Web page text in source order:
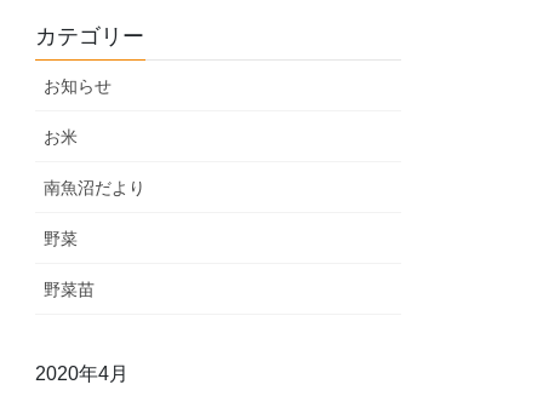
カテゴリー
お知らせ
お米
南魚沼だより
野菜
野菜苗
2020年4月